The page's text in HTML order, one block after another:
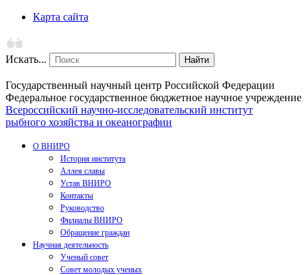
Карта сайта
Искать... Найти
Государственный научный центр Российской Федерации
Федеральное государственное бюджетное научное учреждение
Всероссийский научно-исследовательский институт
рыбного хозяйства и океанографии
О ВНИРО
История института
Аллея славы
Устав ВНИРО
Контакты
Руководство
Филиалы ВНИРО
Обращение граждан
Научная деятельность
Ученый совет
Совет молодых ученых